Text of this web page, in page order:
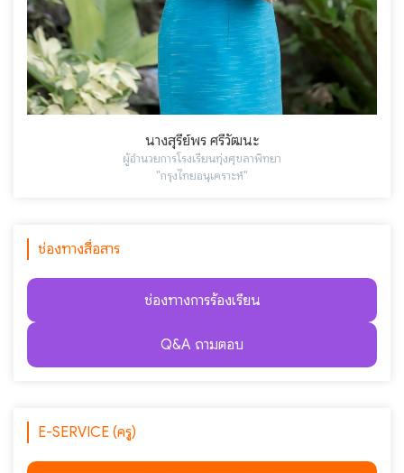
นางสุรีย์พร ศรีวัฒนะ
ผู้อำนวยการโรงเรียนทุ่งศุขลาพิทยา
"กรุงไทยอนุเคราะห์"
ช่องทางสื่อสาร
ช่องทางการร้องเรียน
Q&A ถามตอบ
E-SERVICE (ครู)